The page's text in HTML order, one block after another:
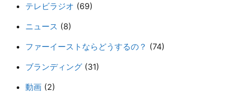
テレビラジオ (69)
ニュース (8)
ファーイーストならどうするの？ (74)
ブランディング (31)
動画 (2)